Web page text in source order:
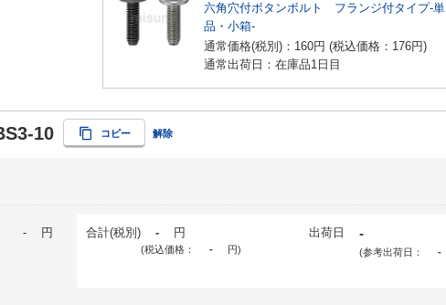
六角穴付ボタンボルト フランジ付タイプ-単
品・小箱-
通常価格(税別)： 160円 (税込価格： 176円)
通常出荷日：在庫品1日目
10 コピー 解除
- 円 合計(税別) - 円
(税込価格： - 円)
出荷日 -
(参考出荷日： -